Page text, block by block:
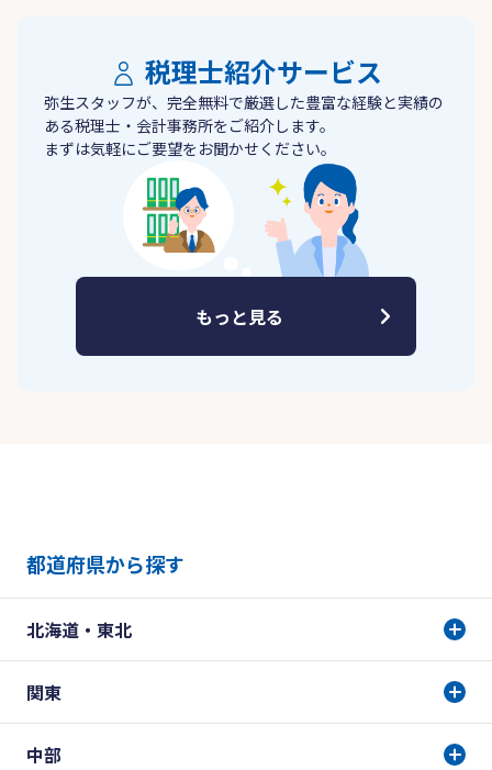
税理士紹介サービス
弥生スタッフが、完全無料で厳選した豊富な経験と実績の
ある税理士・会計事務所をご紹介します。
まずは気軽にご要望をお聞かせください。
もっと見る
都道府県から探す
北海道・東北
関東
中部